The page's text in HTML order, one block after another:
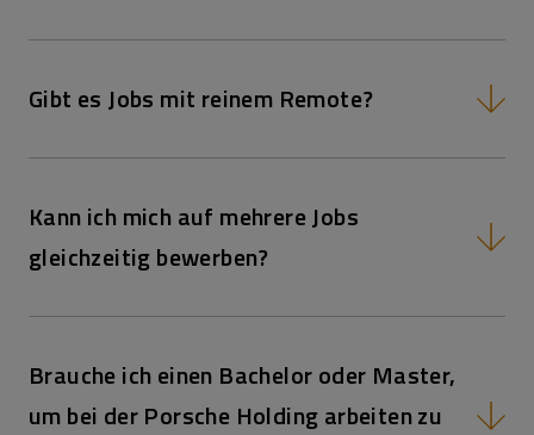
Ferialpraktika
Gibt es Jobs mit reinem Remote?
Kann ich mich auf mehrere Jobs
gleichzeitig bewerben?
Brauche ich einen Bachelor oder Master,
um bei der Porsche Holding arbeiten zu